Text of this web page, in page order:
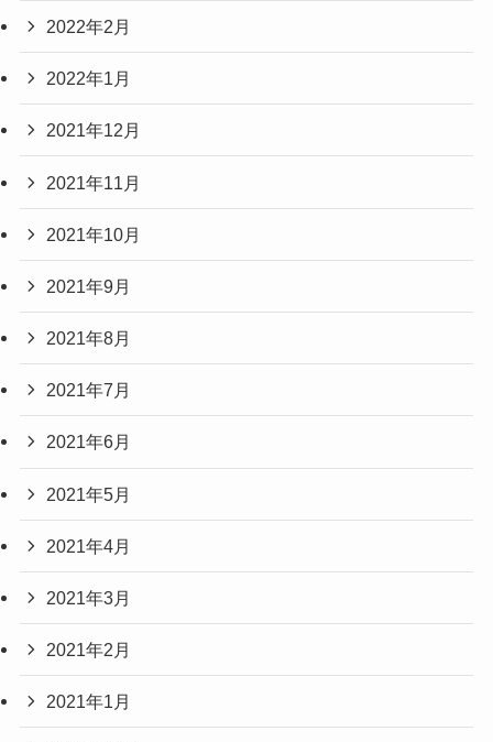
2022年2月
2022年1月
2021年12月
2021年11月
2021年10月
2021年9月
2021年8月
2021年7月
2021年6月
2021年5月
2021年4月
2021年3月
2021年2月
2021年1月